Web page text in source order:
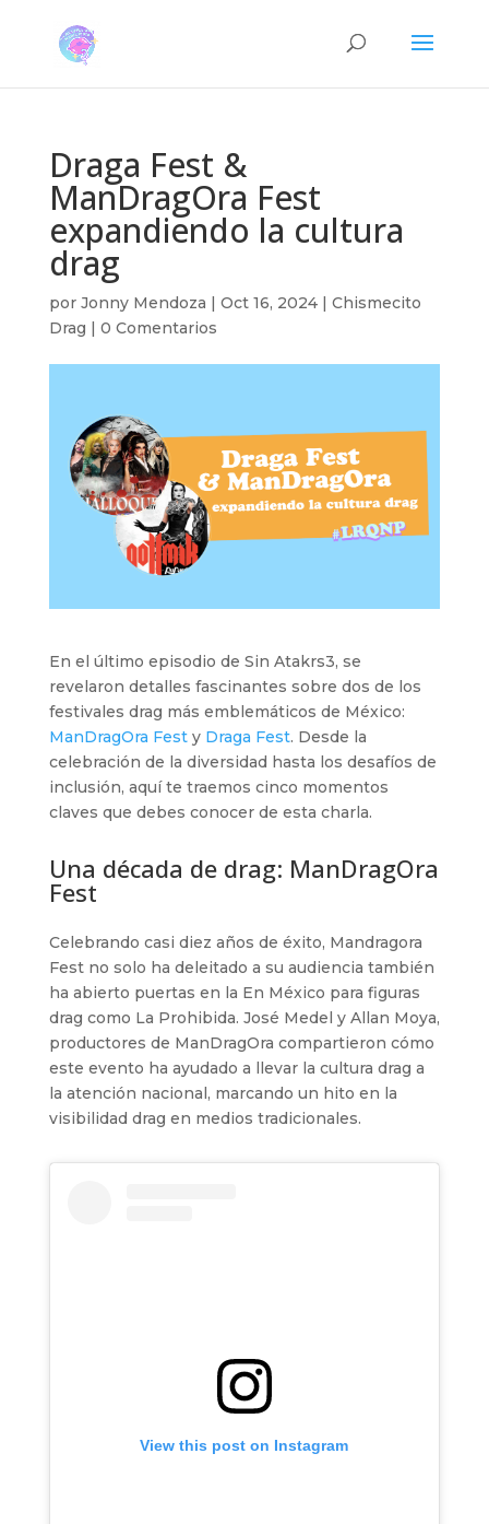
Draga Fest &
ManDragOra Fest
expandiendo la cultura
drag
por Jonny Mendoza | Oct 16, 2024| Chismecito
Drag | 0 Comentarios
En el último episodio de Sin Atakrs3, se
revelaron detalles fascinantes sobre dos de los
festivales drag más emblemáticos de México:
ManDragOra Festy Draga Fest. Desde la
celebración de la diversidad hasta los desafíos de
inclusión, aquí te traemos cinco momentos
claves que debes conocer de esta charla.
Una década de drag: ManDragOra
Fest
Celebrando casi diez años de éxito, Mandragora
Fest no solo ha deleitado a su audiencia también
ha abierto puertas en la En México para figuras
drag como La Prohibida. José Medel y Allan Moya,
productores de ManDragOra compartieron cómo
este evento ha ayudado a llevar la cultura drag a
la atención nacional, marcando un hito en la
visibilidad drag en medios tradicionales.
View this post on Instagram